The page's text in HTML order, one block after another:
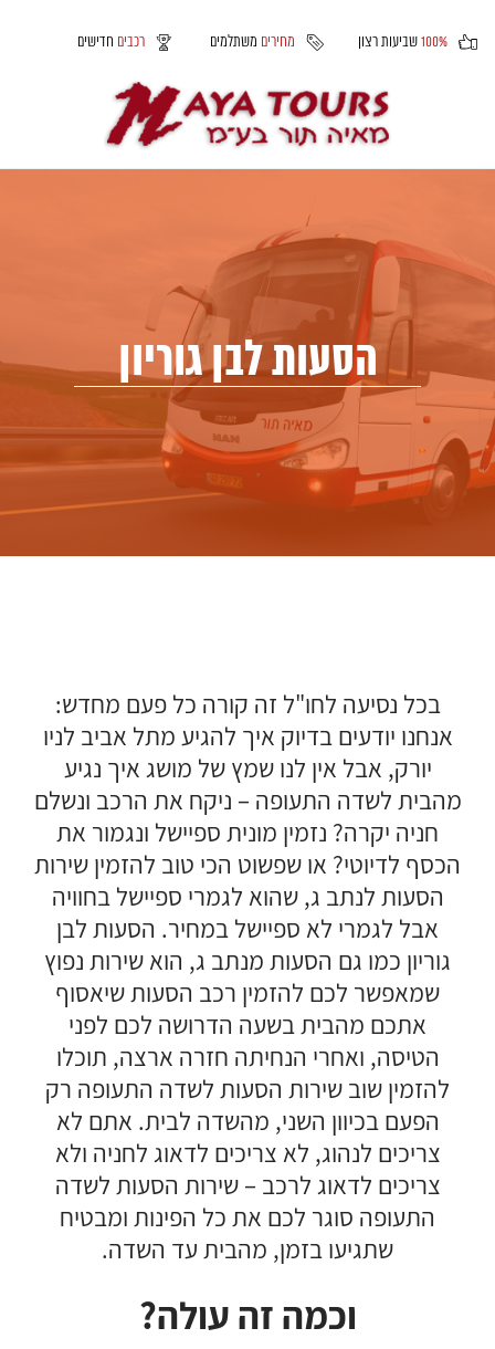
100%שביעות רצון מחירים משתלמים רכבים חדישים
הסעות לבן גוריון
בכל נסיעה לחו"ל זה קורה כל פעם מחדש:
אנחנו יודעים בדיוק איך להגיע מתל אביב לניו
יורק, אבל אין לנו שמץ של מושג איך נגיע
מהבית לשדה התעופה – ניקח את הרכב ונשלם
חניה יקרה? נזמין מונית ספיישל ונגמור את
הכסף לדיוטי? או שפשוט הכי טוב להזמין שירות
הסעות לנתב ג, שהוא לגמרי ספיישל בחוויה
אבל לגמרי לא ספיישל במחיר. הסעות לבן
גוריון כמו גם הסעות מנתב ג, הוא שירות נפוץ
שמאפשר לכם להזמין רכב הסעות שיאסוף
אתכם מהבית בשעה הדרושה לכם לפני
הטיסה, ואחרי הנחיתה חזרה ארצה, תוכלו
להזמין שוב שירות הסעות לשדה התעופה רק
הפעם בכיוון השני, מהשדה לבית. אתם לא
צריכים לנהוג, לא צריכים לדאוג לחניה ולא
צריכים לדאוג לרכב – שירות הסעות לשדה
התעופה סוגר לכם את כל הפינות ומבטיח
שתגיעו בזמן, מהבית עד השדה.
וכמה זה עולה?